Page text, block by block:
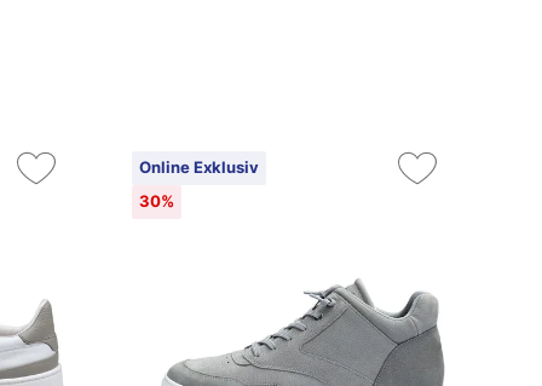
Online Exklusiv
30%